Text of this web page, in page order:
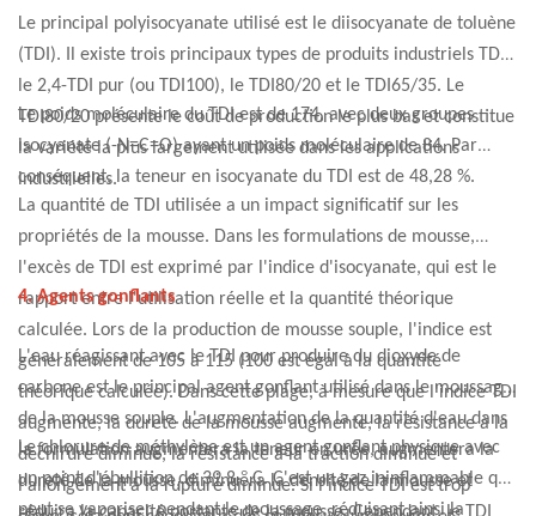
Le principal polyisocyanate utilisé est le diisocyanate de toluène
(TDI). Il existe trois principaux types de produits industriels TDI :
le 2,4-TDI pur (ou TDI100), le TDI80/20 et le TDI65/35. Le
TDI80/20 présente le coût de production le plus bas et constitue
la variété la plus largement utilisée dans les applications
industrielles.
Le poids moléculaire du TDI est de 174, avec deux groupes
isocyanate (-N=C=O) ayant un poids moléculaire de 84. Par
conséquent, la teneur en isocyanate du TDI est de 48,28 %.
La quantité de TDI utilisée a un impact significatif sur les
propriétés de la mousse. Dans les formulations de mousse,
l'excès de TDI est exprimé par l'indice d'isocyanate, qui est le
rapport entre l'utilisation réelle et la quantité théorique
calculée. Lors de la production de mousse souple, l'indice est
généralement de 105 à 115 (100 est égal à la quantité
théorique calculée). Dans cette plage, à mesure que l'indice TDI
augmente, la dureté de la mousse augmente, la résistance à la
déchirure diminue, la résistance à la traction diminue et
l'allongement à la rupture diminue. Si l'indice TDI est trop
4. Agents gonflants
L'eau réagissant avec le TDI pour produire du dioxyde de
carbone est le principal agent gonflant utilisé dans le moussage
de la mousse souple. L'augmentation de la quantité d'eau dans
la formulation augmentera la teneur en urée, augmentera la
dureté de la mousse, diminuera la densité de la mousse et
Le chlorure de méthylène est un agent gonflant physique avec
un point d'ébullition de 39.8°C. C'est un gaz ininflammable qui
peut se vaporiser pendant le moussage, réduisant ainsi la